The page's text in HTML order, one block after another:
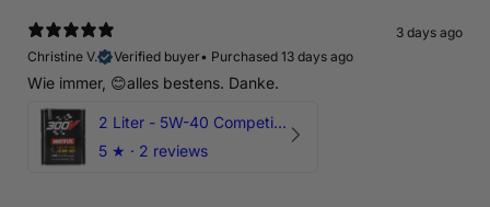
3 days ago
Christine V.
Verified buyer• Purchased 13 days ago
Wie immer, 😊alles bestens. Danke.
2 Liter - 5W-40 Competition 300V Motul Motoröl
5 ★ · 2 reviews